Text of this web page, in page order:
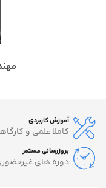
آموزش کاربردی
کاملا علمی و
بروزرسانی مستمر
دوره های